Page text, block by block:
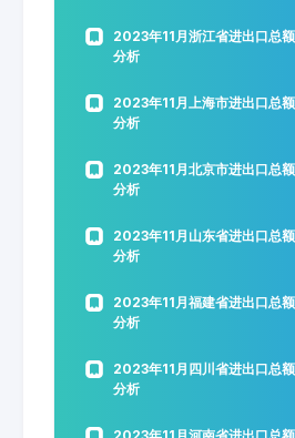
2023年11月浙江省进出口总
分析
2023年11月上海市进出口总
分析
2023年11月北京市进出口总
分析
2023年11月山东省进出口总
分析
2023年11月福建省进出口总
分析
2023年11月四川省进出口总
分析